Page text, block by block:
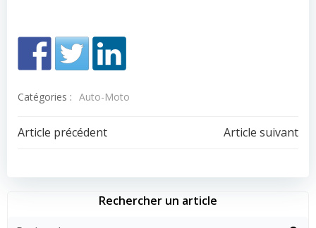
Catégories : Auto-Moto
Navigation
de
l’article
Article précédent
Navigation
de
l’article
Article suivant
Rechercher un article